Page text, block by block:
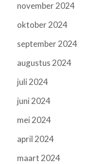
november 2024
oktober 2024
september 2024
augustus 2024
juli 2024
juni 2024
mei 2024
april 2024
maart 2024